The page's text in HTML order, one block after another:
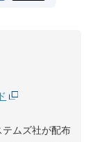
ムズ社が配布